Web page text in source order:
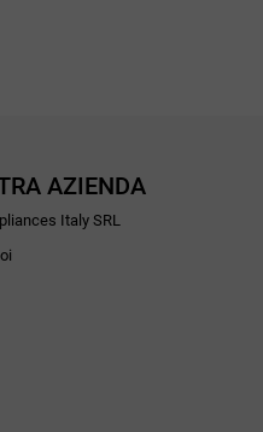
AZIENDA
Italy SRL